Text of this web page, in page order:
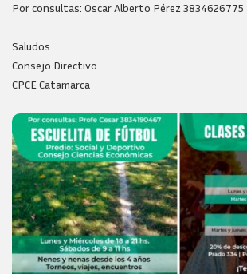
Por consultas: Oscar Alberto Pérez 3834626775
Saludos
Consejo Directivo
CPCE Catamarca